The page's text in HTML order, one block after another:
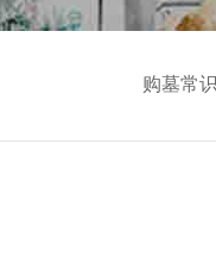
购墓常识